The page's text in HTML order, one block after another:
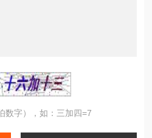
数字），如：三加四=7